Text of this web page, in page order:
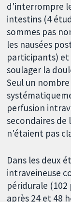
d'interrompre
intestins (4
sommes pas
les nausées
participants) et
soulager la
Seul un
perfusion
secondaires de
n'étaient pas
Dans les deux
intraveineuse
péridurale
après 24 et 48